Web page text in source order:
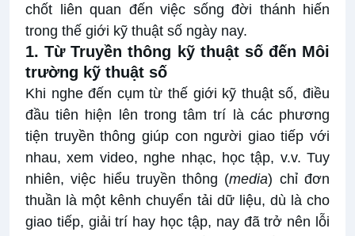
chốt liên quan đến việc sống đời thánh hiến
trong thế giới kỹ thuật số ngày nay.
1. Từ Truyền thông kỹ thuật số đến Môi
trường kỹ thuật số
Khi nghe đến cụm từ thế giới kỹ thuật số, điều
đầu tiên hiện lên trong tâm trí là các phương
tiện truyền thông giúp con người giao tiếp với
nhau, xem video, nghe nhạc, học tập, v.v. Tuy
nhiên, việc hiểu truyền thông (media) chỉ đơn
thuần là một kênh chuyển tải dữ liệu, dù là cho
giao tiếp, giải trí hay học tập, nay đã trở nên lỗi